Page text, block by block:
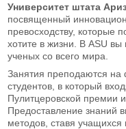
Университет штата
посвященный
превосходству, которые
хотите в жизни. В ASU
ученых со всего мира.
Занятия преподаются на
студентов, в который
Пулитцеровской премии
Предоставление знаний
методов, ставя учащихся